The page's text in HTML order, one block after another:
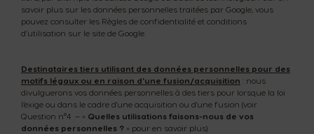
savoir plus sur les données personnelles traitées par Google, vous
pouvez consulter les Règles de confidentialité et conditions
d’utilisation sur le site de Google.
Destinataires tiers utilisant des données personnelles pour des
motifs légaux ou en raison d'une fusion/acquisition
: nous
divulguerons vos données personnelles à des tiers pour lorsque la loi
l’exige ou dans le cadre d'une acquisition ou d'une fusion (voir
Question n°4 – « Quelles utilisations faisons-nous de vos
données personnelles ? » pour en savoir plus).